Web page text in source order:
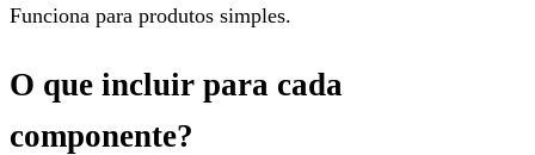
Funciona para produtos simples.
O que incluir para cada
componente?